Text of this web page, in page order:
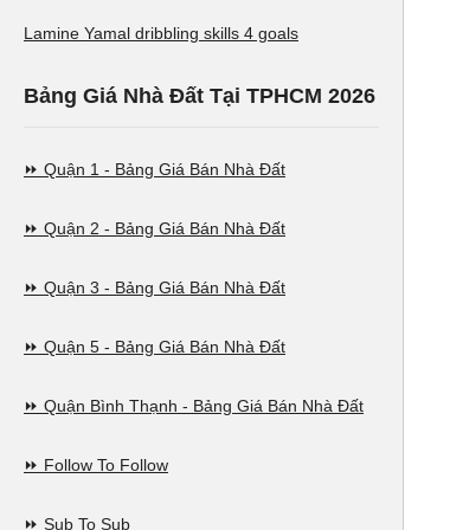
Lamine Yamal dribbling skills 4 goals
Bảng Giá Nhà Đất Tại TPHCM 2026
⏩ Quận 1 - Bảng Giá Bán Nhà Đất
⏩ Quận 2 - Bảng Giá Bán Nhà Đất
⏩ Quận 3 - Bảng Giá Bán Nhà Đất
⏩ Quận 5 - Bảng Giá Bán Nhà Đất
⏩ Quận Bình Thạnh - Bảng Giá Bán Nhà Đất
⏩ Follow To Follow
⏩ Sub To Sub